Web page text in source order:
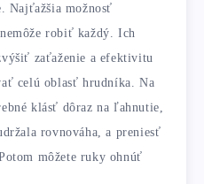
Najťažšia možnosť
robiť každý. Ich
zaťaženie a efektivitu
celú oblasť hrudníka. Na
klásť dôraz na ľahnutie,
rovnováha, a preniesť
môžete ruky ohnúť